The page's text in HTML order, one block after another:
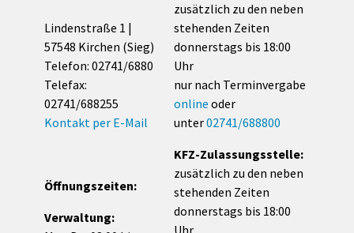
Lindenstraße 1 |
57548 Kirchen (Sieg)
Telefon: 02741/6880
Telefax:
02741/688255
Kontakt per E-Mail
Öffnungszeiten:
Verwaltung:
zusätzlich zu den neben
stehenden Zeiten
donnerstags bis 18:00
Uhr
nur nach Terminvergabe
online oder
unter02741/688800
KFZ-Zulassungsstelle:
zusätzlich zu den neben
stehenden Zeiten
donnerstags bis 18:00